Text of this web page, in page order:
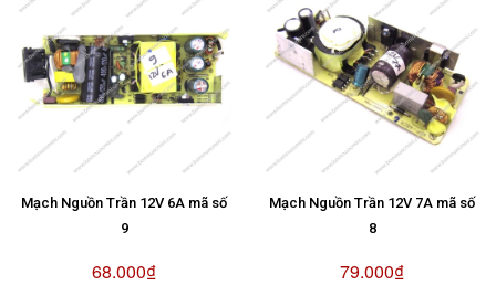
Mạch Nguồn Trần 12V 6A mã số
9
68.000₫
Mạch Nguồn Trần 12V 7A mã số
8
79.000₫